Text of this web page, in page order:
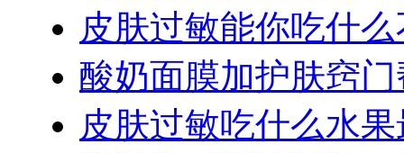
皮肤过敏能你吃什
酸奶面膜加护肤窍
皮肤过敏吃什么水